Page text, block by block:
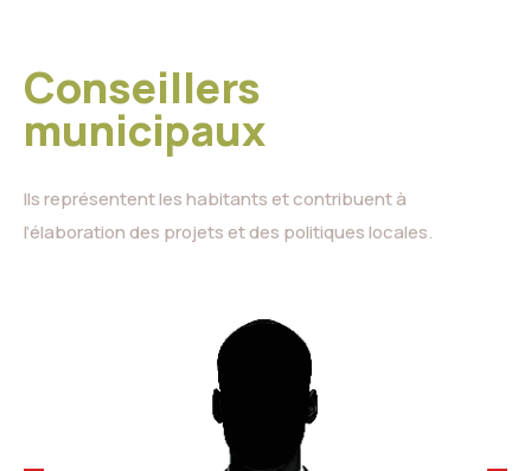
Conseillers
municipaux
Ils représentent les habitants et contribuent à
l’élaboration des projets et des politiques locales.